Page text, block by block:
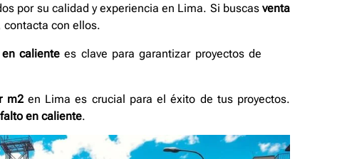
por su calidad y experiencia en Lima. Si buscas venta
contacta con ellos.
calientees clave para garantizar proyectos de
m2en Lima es crucial para el éxito de tus proyectos.
en caliente.